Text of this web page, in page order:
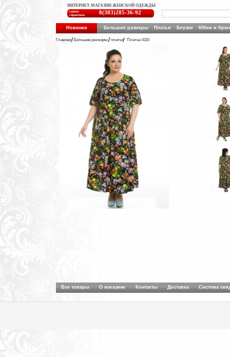
ИНТЕРНЕТ-МАГАЗИН ЖЕНСКОЙ ОДЕЖДЫ
единая
справочная
8(383)285-36-92
Новинки Большие размеры Платья Блузки Юбки и
Главная Большие размеры платья Платье 4115
Все товары О магазине Контакты Доставка Система